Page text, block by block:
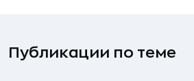
Публикации по теме